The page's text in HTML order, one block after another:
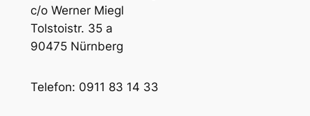
c/o Werner Miegl
Tolstoistr. 35 a
90475 Nürnberg
Telefon: 0911 83 14 33